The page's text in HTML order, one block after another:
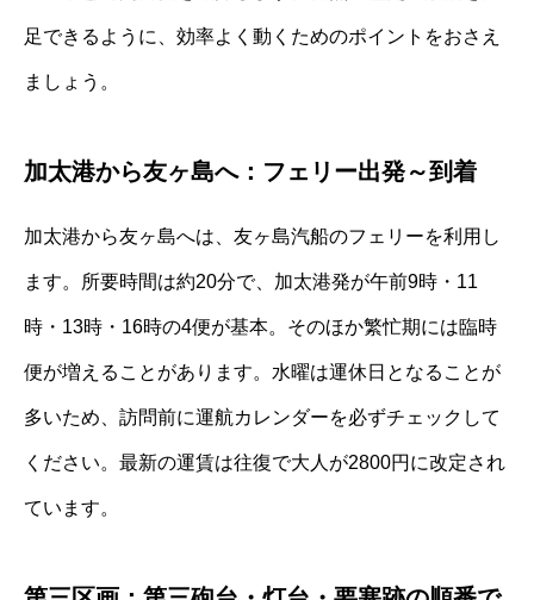
足できるように、効率よく動くためのポイントをおさえ
ましょう。
加太港から友ヶ島へ：フェリー出発～到着
加太港から友ヶ島へは、友ヶ島汽船のフェリーを利用し
ます。所要時間は約20分で、加太港発が午前9時・11
時・13時・16時の4便が基本。そのほか繁忙期には臨時
便が増えることがあります。水曜は運休日となることが
多いため、訪問前に運航カレンダーを必ずチェックして
ください。最新の運賃は往復で大人が2800円に改定され
ています。